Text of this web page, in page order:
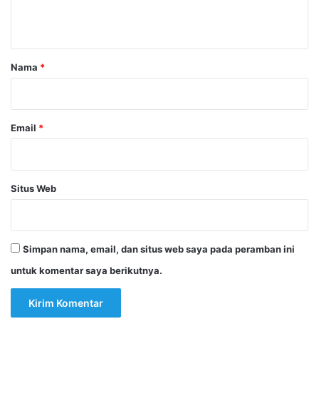
rNama *
Email *
Situs Web
Simpan nama, email, dan situs web saya pada peramban ini
untuk komentar saya berikutnya.